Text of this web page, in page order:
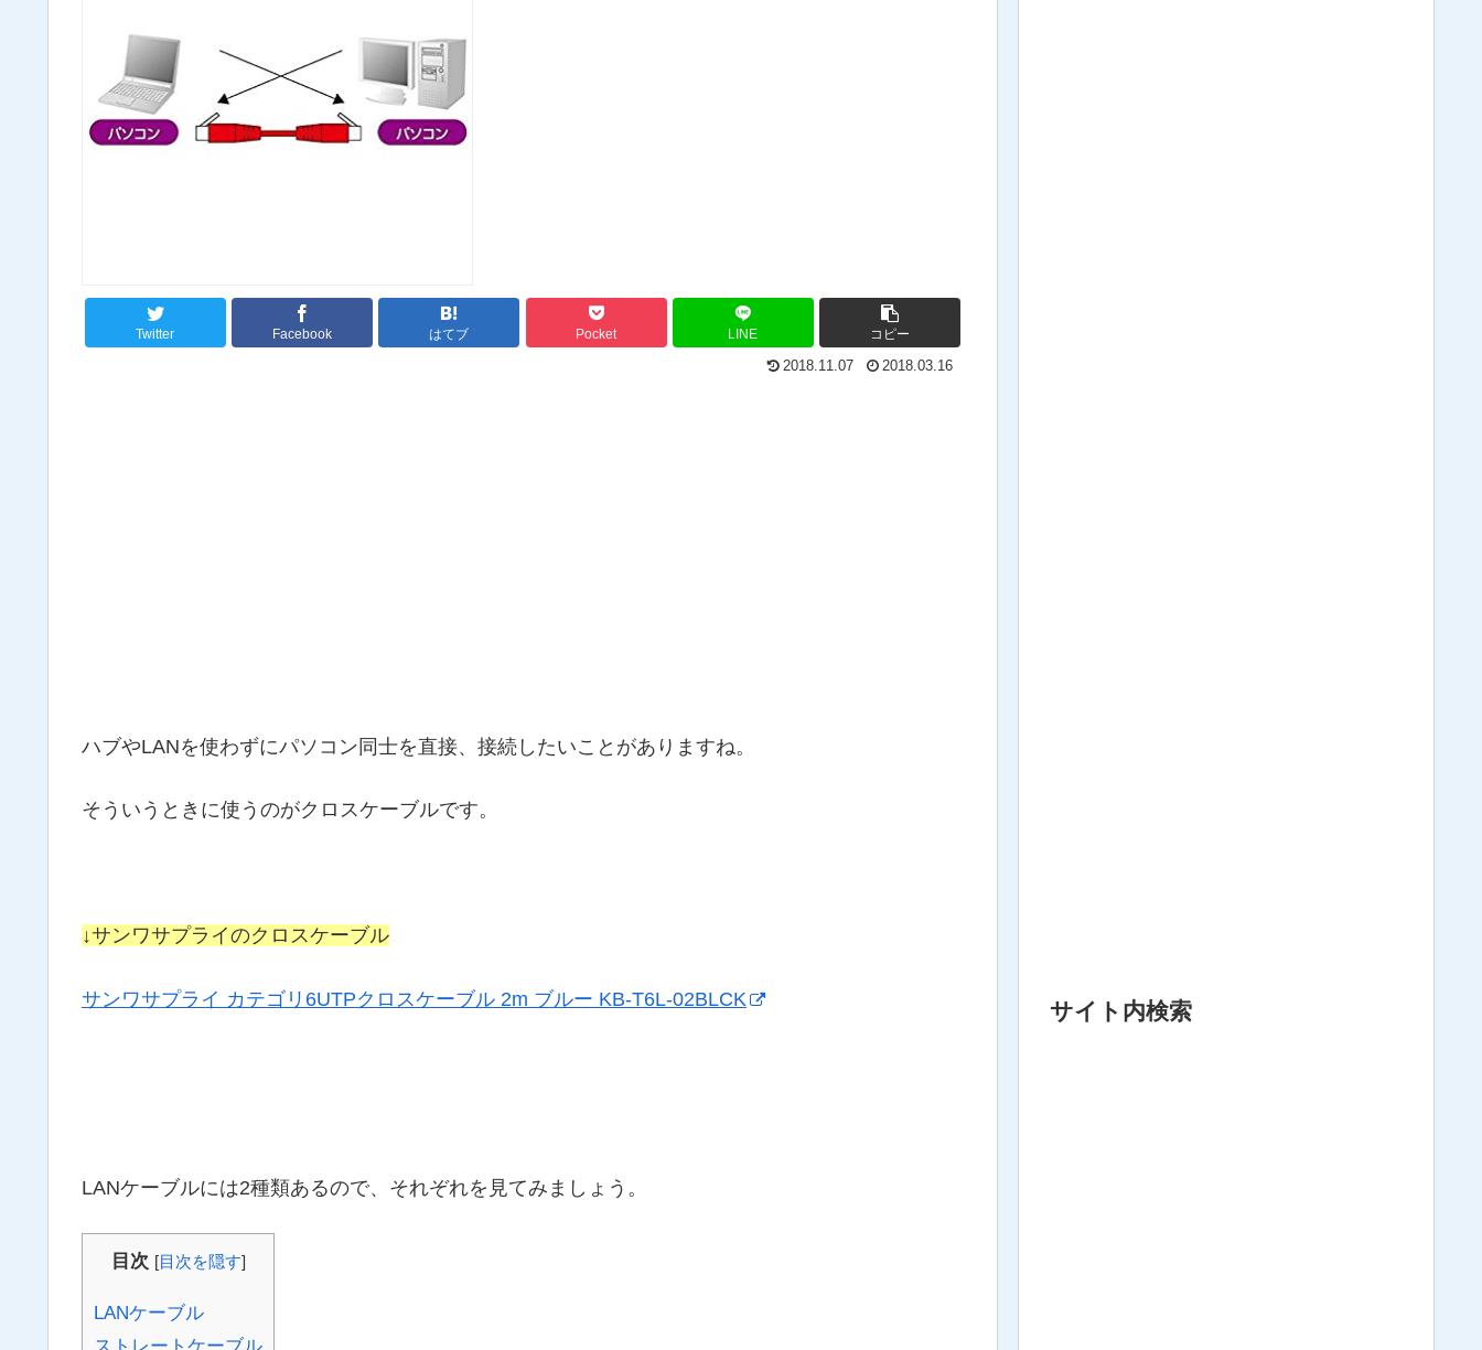
Twitter Facebook はてブ Pocket LINE コピー
2018.11.07 2018.03.16
ハブやLANを使わずにパソコン同士を直接、接続したいことがありますね。
そういうときに使うのがクロスケーブルです。
↓サンワサプライのクロスケーブル
サンワサプライ カテゴリ6UTPクロスケーブル 2m ブルー KB-T6L-02BLCK
LANケーブルには2種類あるので、それぞれを見てみましょう。
目次 [目次を隠す]
LANケーブル
サイト内検索